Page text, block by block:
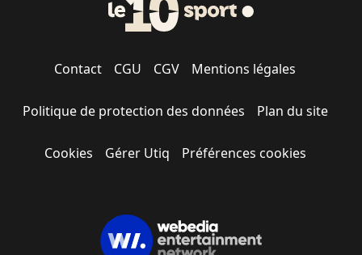
Contact CGU CGV Mentions légales
Politique de protection des données Plan du site
Cookies Gérer Utiq Préférences cookies